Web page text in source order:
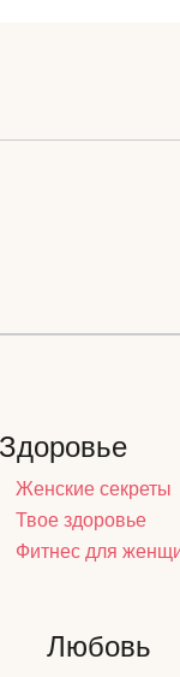
Здоровье
Женские секреты
Твое здоровье
Фитнес для
Любовь